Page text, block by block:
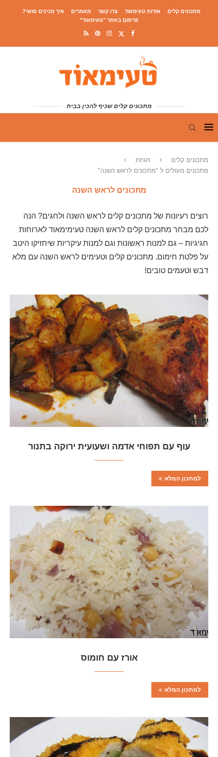
מתכונים קלים אודות טעימאוד צרו קשר מאמרים
איך מכינים סושי?
פרסום באתר "טעימאוד"
מתכונים קלים שכיף להכין בבית
מתכונים קלים
תגיות
מתכונים מעולים ל "מתכונים לראש השנה"
מתכונים לראש השנה
רוצים רעיונות של מתכונים קלים לראש השנה ולחגים? הנה
לכם מבחר מתכונים קלים לראש השנה טעימימאוד לארוחות
חגיגיות – גם למנות ראשונות וגם למנות עיקריות שיחזיקו היטב
על פלטת חימום. מתכונים קלים וטעימים לראש השנה עם מלא
דבש וטעמים טובים!
עוף עם תפוחי אדמה ושעועית ירוקה בתנור
למתכון המלא
אורז עם חומוס
למתכון המלא